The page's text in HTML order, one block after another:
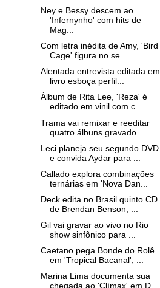
Ney e Bessy descem ao
'Infernynho' com hits de
Mag...
Com letra inédita de Amy, 'Bird
Cage' figura no se...
Alentada entrevista editada em
livro esboça perfil...
Álbum de Rita Lee, 'Reza' é
editado em vinil com c...
Trama vai remixar e reeditar
quatro álbuns gravado...
Leci planeja seu segundo DVD
e convida Aydar para ...
Callado explora combinações
ternárias em 'Nova Dan...
Deck edita no Brasil quinto CD
de Brendan Benson, ...
Gil vai gravar ao vivo no Rio
show sinfônico para ...
Caetano pega Bonde do Rolê
em 'Tropical Bacanal', ...
Marina Lima documenta sua
chegada ao 'Clímax' em D...